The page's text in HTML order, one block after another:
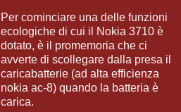
Per cominciare una delle funzioni
ecologiche di cui il Nokia 3710 è
dotato, è il promemoria che ci
avverte di scollegare dalla presa il
caricabatterie (ad alta efficienza
nokia ac-8) quando la batteria è
carica.